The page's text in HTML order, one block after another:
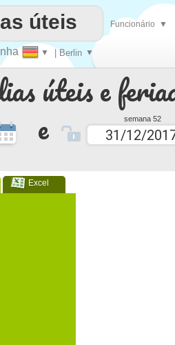
úteis e
e semana 52
Excel
▼ | Berlin ▼
úteis Funcionário ▼